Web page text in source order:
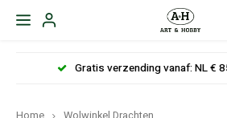
Gratis verzending vanaf: NL €